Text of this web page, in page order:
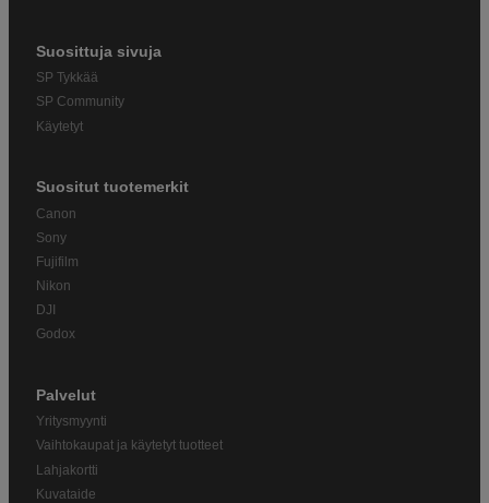
Suosittuja sivuja
SP Tykkää
SP Community
Käytetyt
Suositut tuotemerkit
Canon
Sony
Fujifilm
Nikon
DJI
Godox
Palvelut
Yritysmyynti
Vaihtokaupat ja käytetyt tuotteet
Lahjakortti
Kuvataide